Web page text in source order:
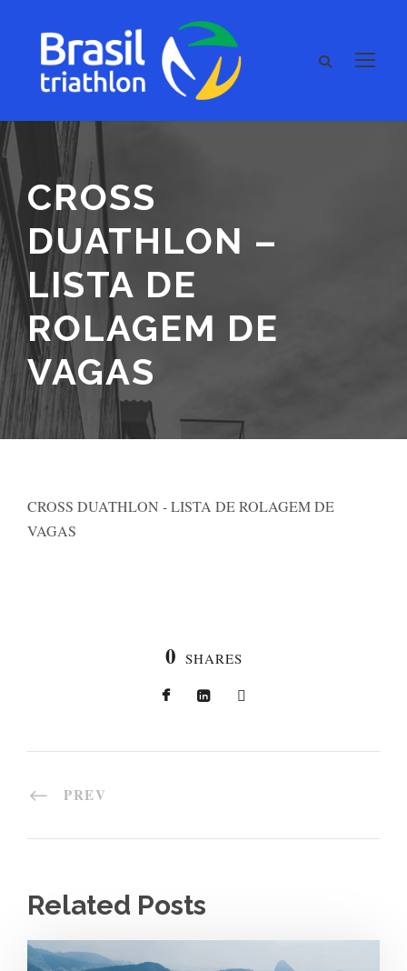
CROSS
DUATHLON –
LISTA DE
ROLAGEM DE
VAGAS
CROSS DUATHLON - LISTA DE ROLAGEM DE
VAGAS
0 SHARES
PREV
Related Posts